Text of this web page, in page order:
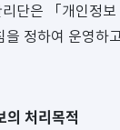
단은 「개인정
을 정하여 운영하
의 처리목적